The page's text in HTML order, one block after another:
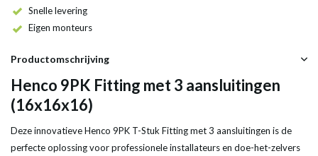
Snelle levering
Eigen monteurs
Productomschrijving
Henco 9PK Fitting met 3 aansluitingen
(16x16x16)
Deze innovatieve Henco 9PK T-Stuk Fitting met 3 aansluitingen is de
perfecte oplossing voor professionele installateurs en doe-het-zelvers